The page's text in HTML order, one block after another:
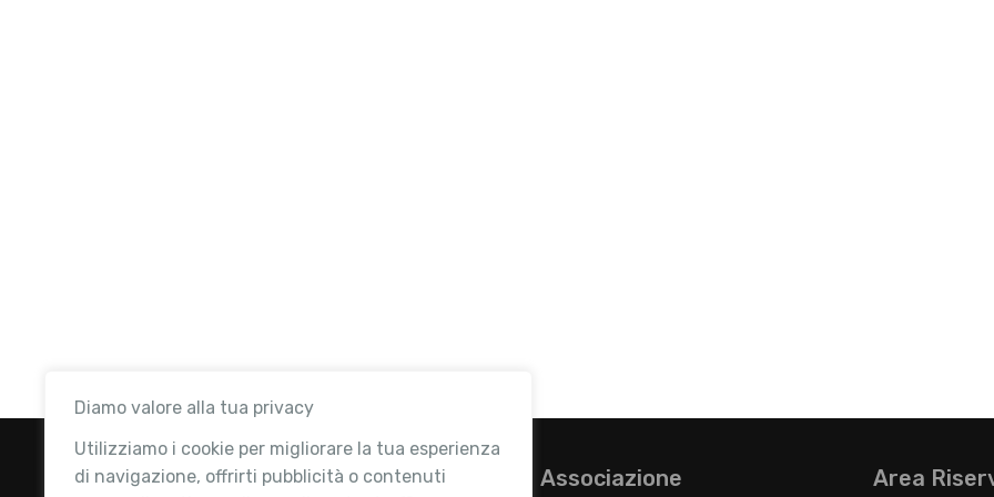
Diamo valore alla tua privacy
Utilizziamo i cookie per migliorare la tua esperienza
di navigazione, offrirti pubblicità o contenuti
Associazione Area